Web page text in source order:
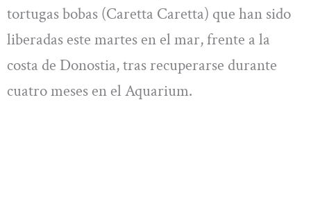
tortugas bobas (Caretta Caretta) que han sido
liberadas este martes en el mar, frente a la
costa de Donostia, tras recuperarse durante
cuatro meses en el Aquarium.